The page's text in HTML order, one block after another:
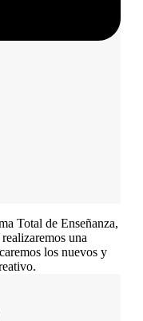
Total de Enseñanza,
una
los nuevos y